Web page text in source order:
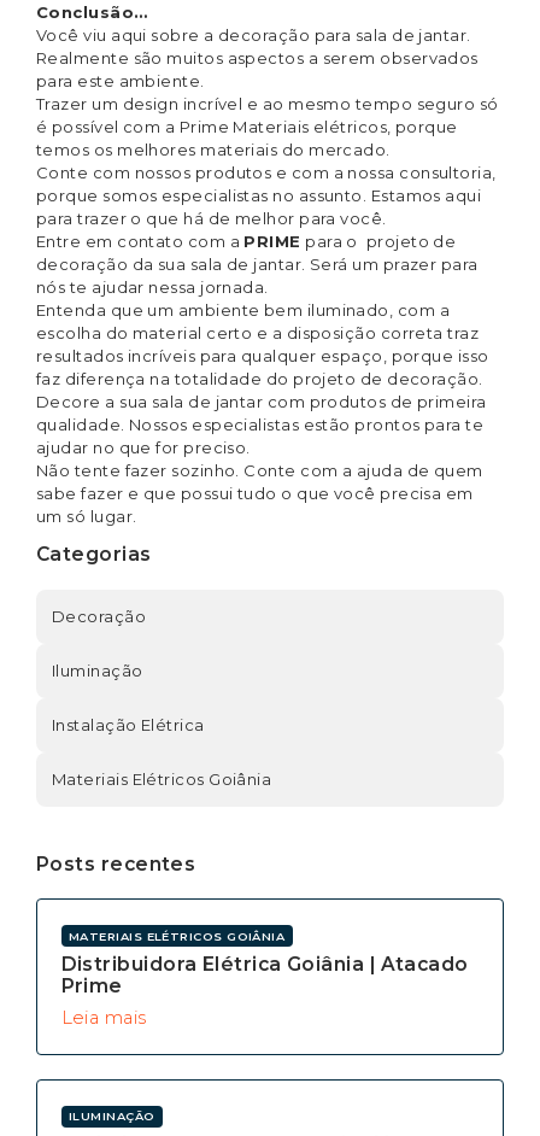
Categorias
Decoração
Iluminação
Instalação Elétrica
Materiais Elétricos Goiânia
Posts recentes
MATERIAIS ELÉTRICOS GOIÂNIA
Distribuidora Elétrica Goiânia | Atacado
Prime
Leia mais
ILUMINAÇÃO
Conclusão…
Você viu aqui sobre a decoração para sala de jantar.
Realmente são muitos aspectos a serem observados
para este ambiente.
Trazer um design incrível e ao mesmo tempo seguro só
é possível com a Prime Materiais elétricos, porque
temos os melhores materiais do mercado.
Conte com nossos produtos e com a nossa consultoria,
porque somos especialistas no assunto. Estamos aqui
para trazer o que há de melhor para você.
Entre em contato com a PRIME para o projeto de
decoração da sua sala de jantar. Será um prazer para
nós te ajudar nessa jornada.
Entenda que um ambiente bem iluminado, com a
escolha do material certo e a disposição correta traz
resultados incríveis para qualquer espaço, porque isso
faz diferença na totalidade do projeto de decoração.
Decore a sua sala de jantar com produtos de primeira
qualidade. Nossos especialistas estão prontos para te
ajudar no que for preciso.
Não tente fazer sozinho. Conte com a ajuda de quem
sabe fazer e que possui tudo o que você precisa em
um só lugar.